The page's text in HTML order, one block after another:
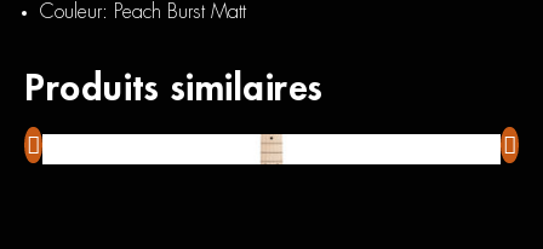
Couleur: Peach Burst Matt
Produits similaires